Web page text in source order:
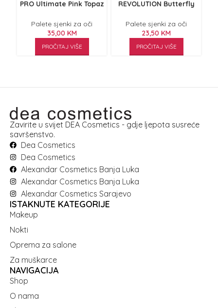
PRO Ultimate Pink Topaz
Palete sjenki za oči
35,00 KM
PROČITAJ VIŠE
REVOLUTION Butterfly
Palete sjenki za oči
23,50 KM
PROČITAJ VIŠE
Zavirite u svijet DEA Cosmetics - gdje ljepota susreće
savršenstvo.
Dea Cosmetics
Dea Cosmetics
Alexandar Cosmetics Banja Luka
Alexandar Cosmetics Banja Luka
Alexandar Cosmetics Sarajevo
ISTAKNUTE KATEGORIJE
Makeup
Nokti
Oprema za salone
Za muškarce
NAVIGACIJA
Shop
O nama